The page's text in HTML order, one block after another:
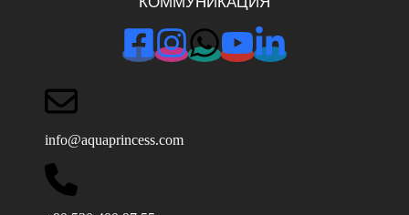
info@aquaprincess.com